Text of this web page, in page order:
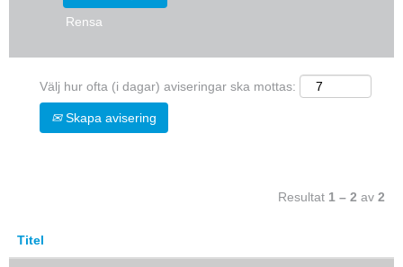
Rensa
Välj hur ofta (i dagar) aviseringar ska mottas:
Skapa avisering
Resultat 1 – 2 av 2
Titel